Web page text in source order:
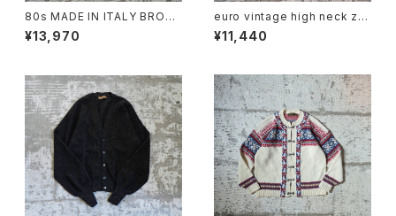
80s MADE IN ITALY BROO
KS BROTHERS MERINO W
OOL KNIT SWEATER
¥13,970
euro vintage high neck zip
knit
¥11,440